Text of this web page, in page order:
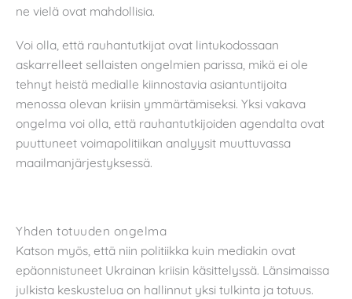
ne vielä ovat mahdollisia.
Voi olla, että rauhantutkijat ovat lintukodossaan
askarrelleet sellaisten ongelmien parissa, mikä ei ole
tehnyt heistä medialle kiinnostavia asiantuntijoita
menossa olevan kriisin ymmärtämiseksi. Yksi vakava
ongelma voi olla, että rauhantutkijoiden agendalta ovat
puuttuneet voimapolitiikan analyysit muuttuvassa
maailmanjärjestyksessä.
Yhden totuuden ongelma
Katson myös, että niin politiikka kuin mediakin ovat
epäonnistuneet Ukrainan kriisin käsittelyssä. Länsimaissa
julkista keskustelua on hallinnut yksi tulkinta ja totuus.